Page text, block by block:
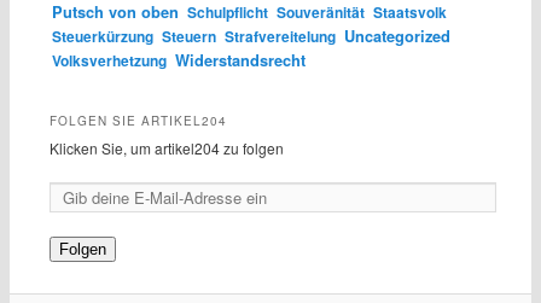
Putsch von oben Schulpflicht Souveränität Staatsvolk
Steuerkürzung Steuern Strafvereitelung Uncategorized
Volksverhetzung Widerstandsrecht
FOLGEN SIE ARTIKEL204
Klicken Sie, um artikel204 zu folgen
Folgen